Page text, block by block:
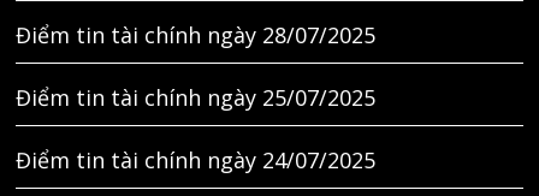
Điểm tin tài chính ngày 28/07/2025
Điểm tin tài chính ngày 25/07/2025
Điểm tin tài chính ngày 24/07/2025